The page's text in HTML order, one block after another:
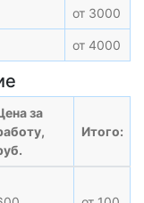
от 3000
от 4000
за
Итого: